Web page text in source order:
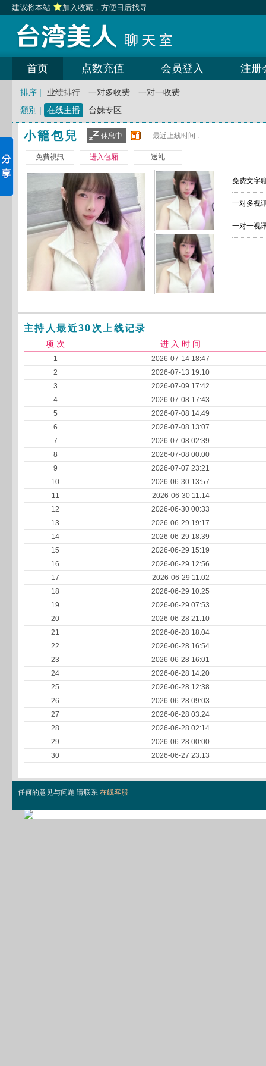
建议将本站 加入收藏 ，方便日后找寻
首页 点数充值 会员登入 注册
排序 | 业绩排行 一对多收费
一对一收费
類別 |
在线主播 台妹专区
小籠包兒 休息中 最近上线时间 :
免費視訊 进入包厢 送礼
免费文字
一对多视
一对一视
主持人最近30次上线记录
项 次 进 入 时 间
1
2026-07-14 18:47
2
2026-07-13 19:10
3
2026-07-09 17:42
4
2026-07-08 17:43
5
2026-07-08 14:49
6
2026-07-08 13:07
7
2026-07-08 02:39
8
2026-07-08 00:00
9
2026-07-07 23:21
10
2026-06-30 13:57
11
2026-06-30 11:14
12
2026-06-30 00:33
13
2026-06-29 19:17
14
2026-06-29 18:39
15
2026-06-29 15:19
16
2026-06-29 12:56
17
2026-06-29 11:02
18
2026-06-29 10:25
19
2026-06-29 07:53
20
2026-06-28 21:10
21
2026-06-28 18:04
22
2026-06-28 16:54
23
2026-06-28 16:01
24
2026-06-28 14:20
25
2026-06-28 12:38
26
2026-06-28 09:03
27
2026-06-28 03:24
28
2026-06-28 02:14
29
2026-06-28 00:00
30
2026-06-27 23:13
任何的意见与问题 请联系 在线客服